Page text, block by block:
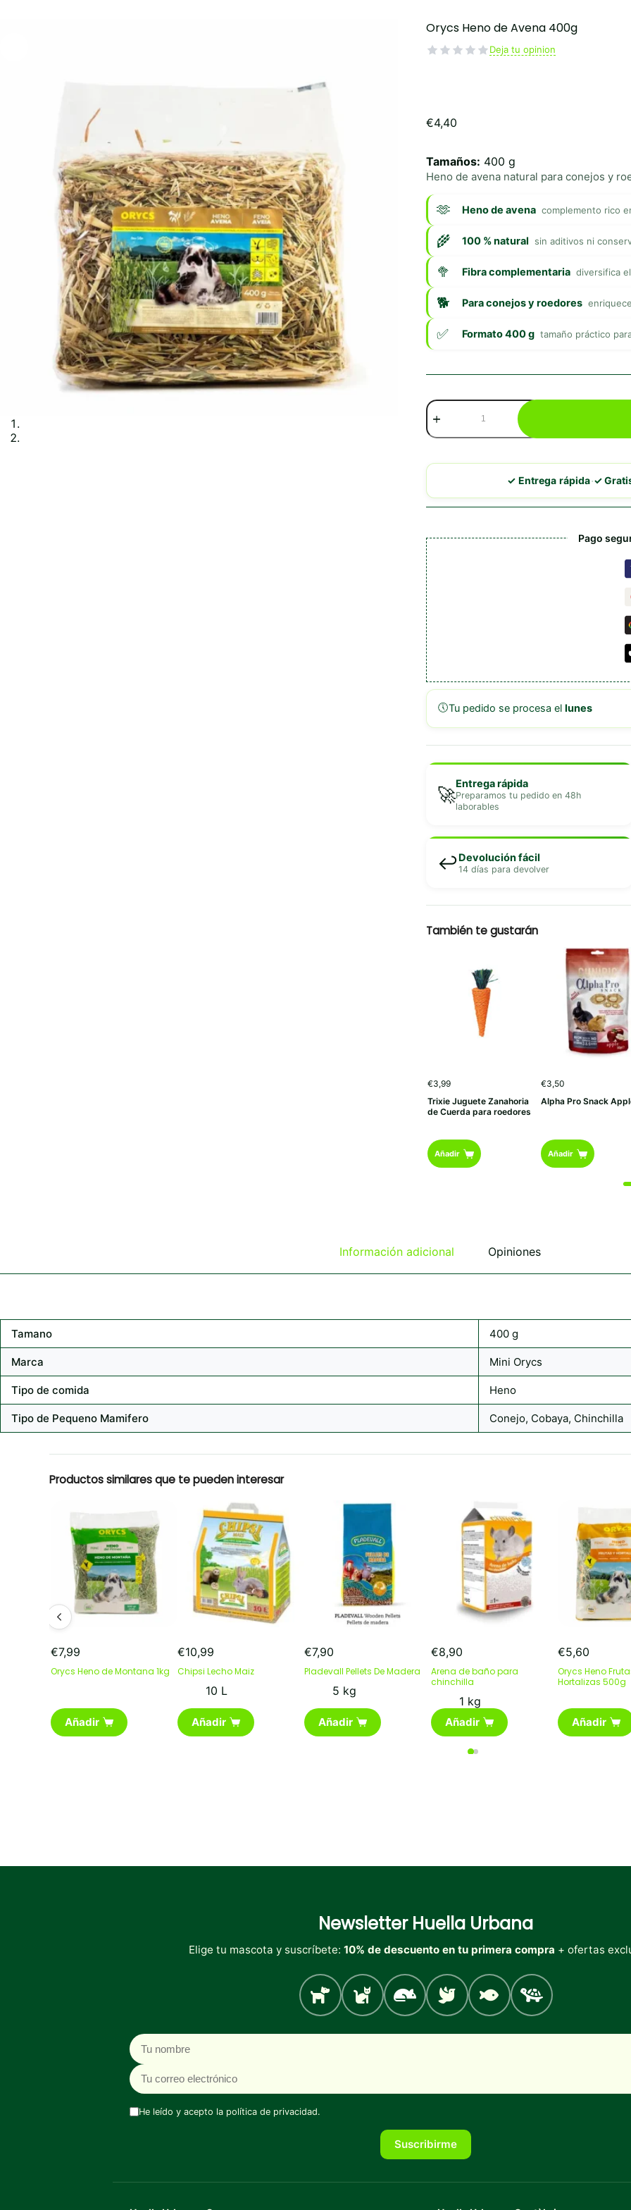
Orycs Heno de Avena 400g
Deja tu opinion
€4,40
Tamaños: 400 g
Heno de avena natural para conejos y
Heno de avena complemento rico
100 % natural sin aditivos ni
Fibra complementaria diversifica
Para conejos y roedores
Formato 400 g tamaño práctico
Orycs
Heno
de
cantidad
✓ Entrega rápida·✓
Pago
🕔Tu pedido se procesa el lunes
🚀Entrega rápida
Preparamos tu pedido en 48h
laborables
↩️Devolución fácil
14 días para devolver
También te gustarán
€3,99
Trixie Juguete Zanahoria
de Cuerda para roedores
Añadir
€3,50
Alpha Pro Snack
Añadir
Información adicional Opiniones
Tamano 400 g
Marca Mini Orycs
Tipo de comida Heno
Tipo de Pequeno Mamifero Conejo, Cobaya, Chinchilla
Productos similares que te pueden interesar
€7,99
Orycs Heno de Montana 1kg
Añadir
€10,99
Chipsi Lecho Maiz
10 L
Añadir
€7,90
Pladevall Pellets De Madera
5 kg
Añadir
€8,90
Arena de baño para
chinchilla
1 kg
Añadir
€5,60
Orycs Heno
Hortalizas 500g
Añadir
NewsletterHuella Urbana
Elige tu mascota y suscríbete: 10% de descuento en tu primera compra + ofertas
Perro Gato RoedoresAves Peces Tortugas
Nombre
Correo electrónico
He leído y acepto la política de privacidad.
Suscribirme